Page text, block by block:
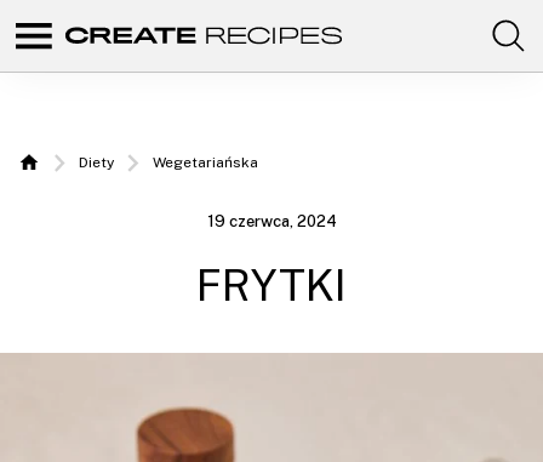
Create
Przepisy
z szefem
Comunidad
con
tus
Home
Diety Wegetariańska
19 czerwca, 2024
FRYTKI